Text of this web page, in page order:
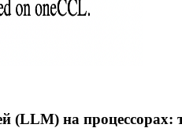
на процессорах: